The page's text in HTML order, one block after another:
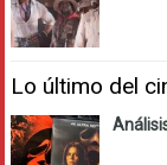
Lo último del